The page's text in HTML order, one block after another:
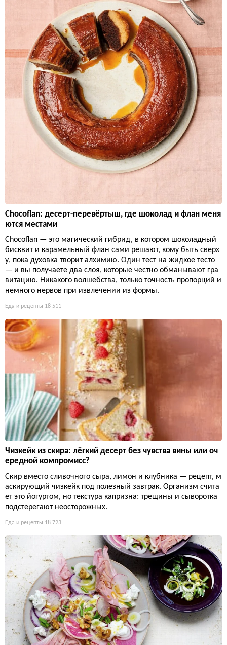
Chocoflan: десерт-перевёртыш, где шоколад и флан меня
ются местами
Chocoflan — это магический гибрид, в котором шоколадный
бисквит и карамельный флан сами решают, кому быть сверх
у, пока духовка творит алхимию. Один тест на жидкое тесто
— и вы получаете два слоя, которые честно обманывают гра
витацию. Никакого волшебства, только точность пропорций и
немного нервов при извлечении из формы.
Еда и рецепты 18 511
Чизкейк из скира: лёгкий десерт без чувства вины или оч
ередной компромисс?
Скир вместо сливочного сыра, лимон и клубника — рецепт, м
аскирующий чизкейк под полезный завтрак. Организм счита
ет это йогуртом, но текстура капризна: трещины и сыворотка
подстерегают неосторожных.
Еда и рецепты 18 723